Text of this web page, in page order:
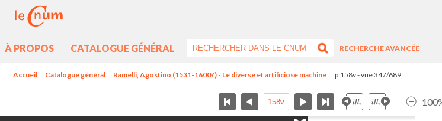
À PROPOS CATALOGUE GÉNÉRAL
RECHERCHE AVANCÉE
Accueil Catalogue général Ramelli, Agostino (1531-1600?) - Le diverse et artificiose machine p.158v - vue 347/689